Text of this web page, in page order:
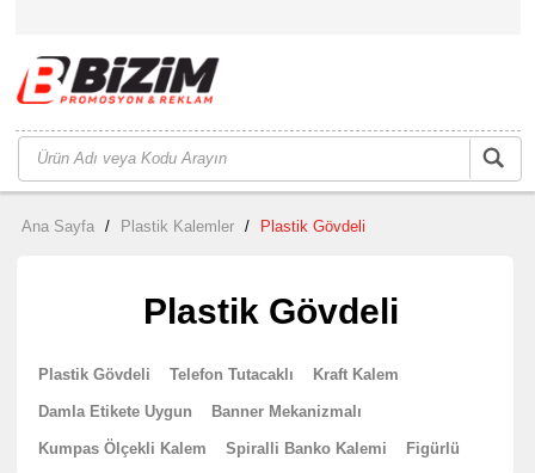
Ana Sayfa / Plastik Kalemler / Plastik Gövdeli
Plastik Gövdeli
Plastik Gövdeli Telefon Tutacaklı Kraft Kalem
Damla Etikete Uygun Banner Mekanizmalı
Kumpas Ölçekli Kalem Spiralli Banko Kalemi Figürlü